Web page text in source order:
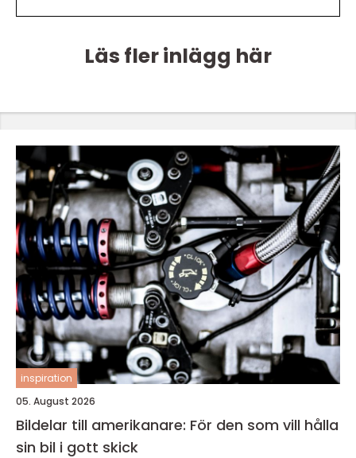
Läs fler inlägg här
inspiration
05. August 2026
Bildelar till amerikanare: För den som vill hålla
sin bil i gott skick